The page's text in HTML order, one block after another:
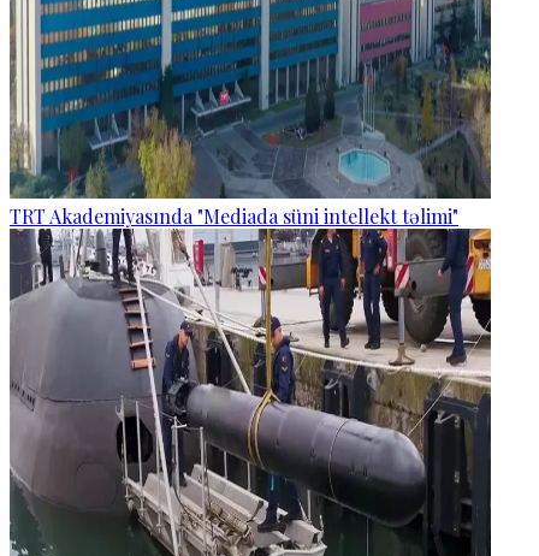
TRT Akademiyasında "Mediada süni intellekt təlimi"